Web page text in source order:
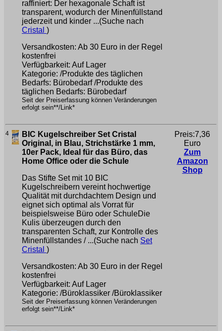
raffiniert: Der hexagonale Schaft ist
transparent, wodurch der Minenfüllstand
jederzeit und kinder ...(Suche nach
Cristal )
Versandkosten: Ab 30 Euro in der Regel
kostenfrei
Verfügbarkeit: Auf Lager
Kategorie: /Produkte des täglichen
Bedarfs: Bürobedarf /Produkte des
täglichen Bedarfs: Bürobedarf
Seit der Preiserfassung können Veränderungen
erfolgt sein**/Link*
4
BIC Kugelschreiber Set Cristal
Original, in Blau, Strichstärke 1 mm,
10er Pack, Ideal für das Büro, das
Home Office oder die Schule
Das Stifte Set mit 10 BIC
Kugelschreibern vereint hochwertige
Qualität mit durchdachtem Design und
eignet sich optimal als Vorrat für
beispielsweise Büro oder SchuleDie
Kulis überzeugen durch den
transparenten Schaft, zur Kontrolle des
Minenfüllstandes / ...(Suche nach Set
Cristal )
Versandkosten: Ab 30 Euro in der Regel
kostenfrei
Verfügbarkeit: Auf Lager
Kategorie: /Büroklassiker /Büroklassiker
Seit der Preiserfassung können Veränderungen
erfolgt sein**/Link*
Preis:7,36
Euro
Zum
Amazon
Shop